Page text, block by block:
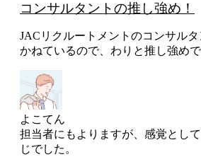
コンサルタントの推し強め！
JACリクルートメントのコンサル
かねているので、 わりと推し強め
よこてん
担当者にもよりますが、感覚として
じでした。